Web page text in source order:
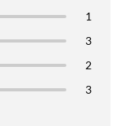
1
3
2
3